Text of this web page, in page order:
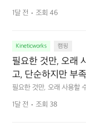
묘한 밸런스가 존
느라 책상 위 가장
는 균형감에서 출
저히 집착했습니다
해치치 않는 선에
이 디자인과 사용
해 보시기를 바랍니
다.  일상에서 늘 지니고
사이의 아주 미묘한 밸런
철저히 집착했습니다. 튼
서, 가장 가볍고 얇게 설
만져보며 경험해 보시기
1달 전 조회 46
Kineticworks 캠핑
필요한 것만, 오래
고, 단순하지만 부
어의 경계를 자연
GEAR. 키네틱웍스
필요한 것만, 오래 사용할
지 않은 디자인. 일상과
OUNTAIN GEAR. 키네틱
1달 전 조회 38